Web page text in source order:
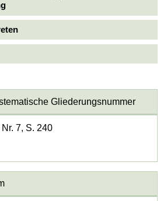
Gliederungsnummer
7, S. 240